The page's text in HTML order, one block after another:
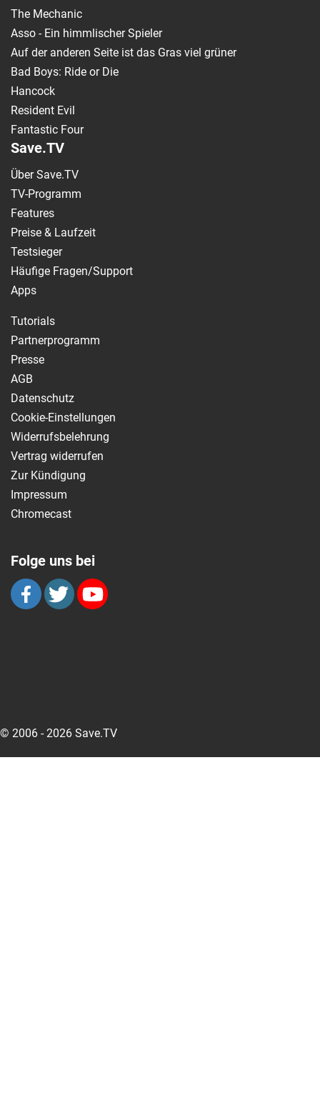
The Mechanic
Asso - Ein himmlischer Spieler
Auf der anderen Seite ist das Gras viel grüner
Bad Boys: Ride or Die
Hancock
Resident Evil
Fantastic Four
Save.TV
Über Save.TV
TV-Programm
Features
Preise & Laufzeit
Testsieger
Häufige Fragen/Support
Apps
Tutorials
Partnerprogramm
Presse
AGB
Datenschutz
Cookie-Einstellungen
Widerrufsbelehrung
Vertrag widerrufen
Zur Kündigung
Impressum
Chromecast
Folge uns bei
© 2006 - 2026 Save.TV